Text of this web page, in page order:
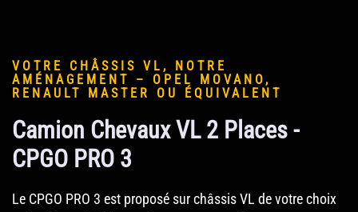
VOTRE CHÂSSIS VL, NOTRE
AMÉNAGEMENT – OPEL MOVANO,
RENAULT MASTER OU ÉQUIVALENT
Camion Chevaux VL 2 Places -
CPGO PRO 3
Le CPGO PRO 3 est proposé sur châssis VL de votre choix